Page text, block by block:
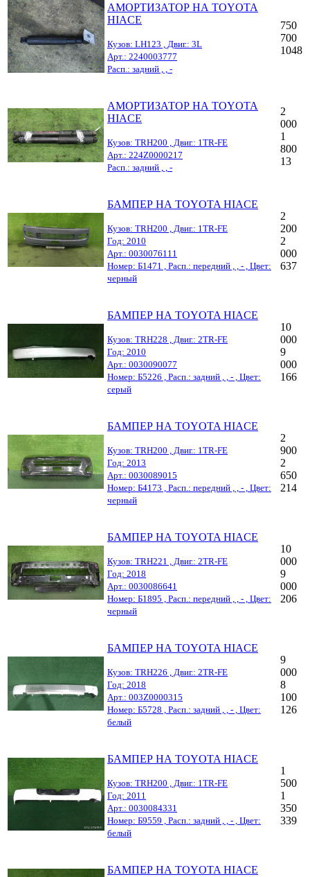
АМОРТИЗАТОР НА TOYOTA
HIACE
Кузов: LH123 , Двиг.: 3L
Арт.: 2240003777
Расп.: задний , , -
750
700
1048
АМОРТИЗАТОР НА TOYOTA
HIACE
Кузов: TRH200 , Двиг.: 1TR-FE
Арт.: 224Z0000217
Расп.: задний , , -
2
000
1
800
13
БАМПЕР НА TOYOTA HIACE
Кузов: TRH200 , Двиг.: 1TR-FE
Год: 2010
Арт.: 0030076111
Номер: Б1471 , Расп.: передний , , - , Цвет:
черный
2
200
2
000
637
БАМПЕР НА TOYOTA HIACE
Кузов: TRH228 , Двиг.: 2TR-FE
Год: 2010
Арт.: 0030090077
Номер: Б5226 , Расп.: задний , , - , Цвет:
серый
10
000
9
000
166
БАМПЕР НА TOYOTA HIACE
Кузов: TRH200 , Двиг.: 1TR-FE
Год: 2013
Арт.: 0030089015
Номер: Б4173 , Расп.: передний , , - , Цвет:
черный
2
900
2
650
214
БАМПЕР НА TOYOTA HIACE
Кузов: TRH221 , Двиг.: 2TR-FE
Год: 2018
Арт.: 0030086641
Номер: Б1895 , Расп.: передний , , - , Цвет:
черный
10
000
9
000
206
БАМПЕР НА TOYOTA HIACE
Кузов: TRH226 , Двиг.: 2TR-FE
Год: 2018
Арт.: 003Z0000315
Номер: Б5728 , Расп.: задний , , - , Цвет:
белый
9
000
8
100
126
БАМПЕР НА TOYOTA HIACE
Кузов: TRH200 , Двиг.: 1TR-FE
Год: 2011
Арт.: 0030084331
Номер: Б9559 , Расп.: задний , , - , Цвет:
белый
1
500
1
350
339
БАМПЕР НА TOYOTA HIACE